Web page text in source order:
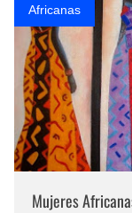
Africanas
Mujeres